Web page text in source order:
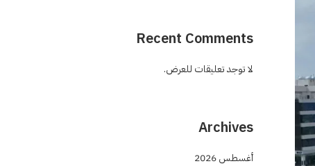
Recent Comments
لا توجد تعليقات للعرض.
Archives
أغسطس 2026